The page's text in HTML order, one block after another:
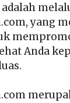
adalah
yang
Anda